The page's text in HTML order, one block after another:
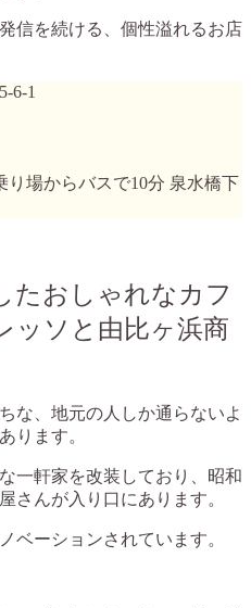
信を続ける、個性溢れるお店
6-1
り場からバスで10分 泉水橋下
たおしゃれなカフ
ッソと由比ヶ浜商
な、地元の人しか通らないよ
ります。
一軒家を改装しており、昭和
さんが入り口にあります。
ベーションされています。